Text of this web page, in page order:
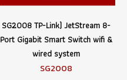
SG2008 TP-Link) JetStream 8-
Port Gigabit Smart Switch wifi &
wired system
SG2008